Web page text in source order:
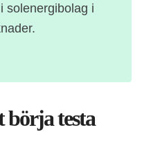
solenergibolag i
testa